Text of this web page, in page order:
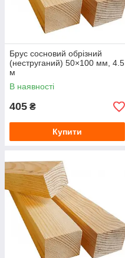
Брус сосновий обрізний
(неструганий) 50×100 мм, 4.5
м
В наявності
405 ₴
Купити